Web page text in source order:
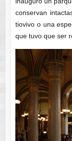
conservan
tiovivo o una
que tuvo que ser